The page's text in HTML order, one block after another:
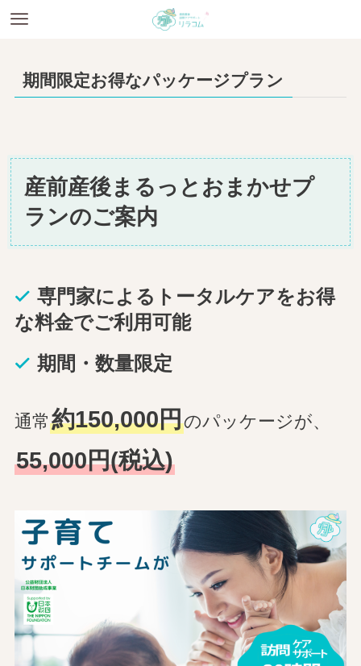
期間限定お得なパッケージプラン
産前産後まるっとおまかせプ
ランのご案内
専門家によるトータルケアをお得
な料金でご利用可能
期間・数量限定
通常約150,000円のパッケージが、
55,000円(税込)